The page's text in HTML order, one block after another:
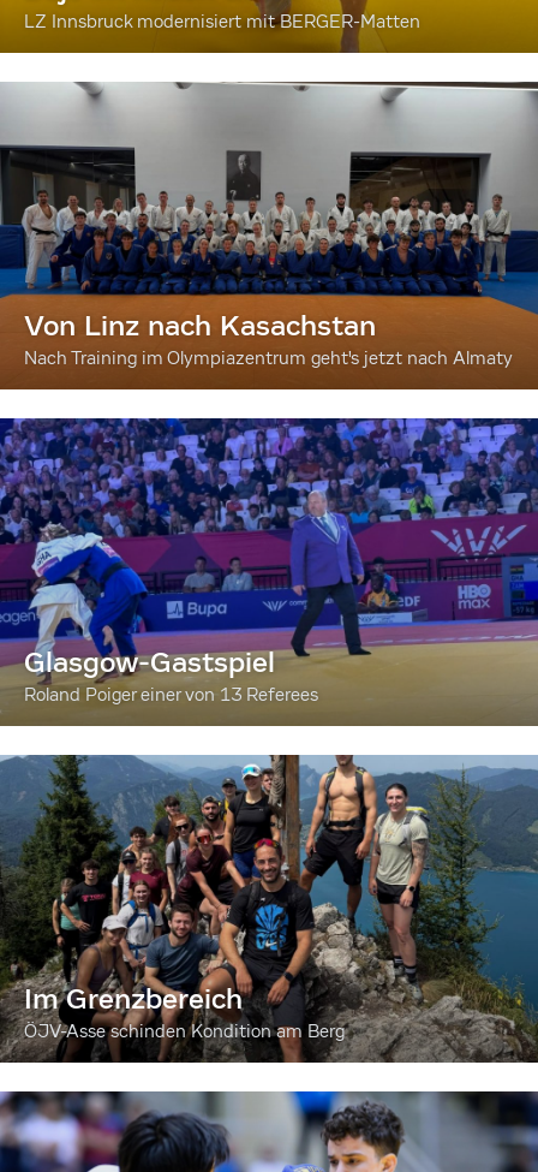
LZ Innsbruck modernisiert mit BERGER-Matten
Von Linz nach Kasachstan
Nach Training im Olympiazentrum geht's jetzt nach Almaty
Glasgow-Gastspiel
Roland Poiger einer von 13 Referees
Im Grenzbereich
ÖJV-Asse schinden Kondition am Berg